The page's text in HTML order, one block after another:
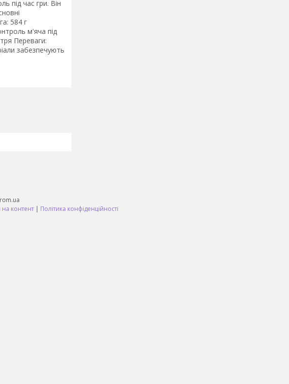
під час гри. Він
584 г
м'яча під
Переваги:
забезпечують
контент | Політика конфіденційності